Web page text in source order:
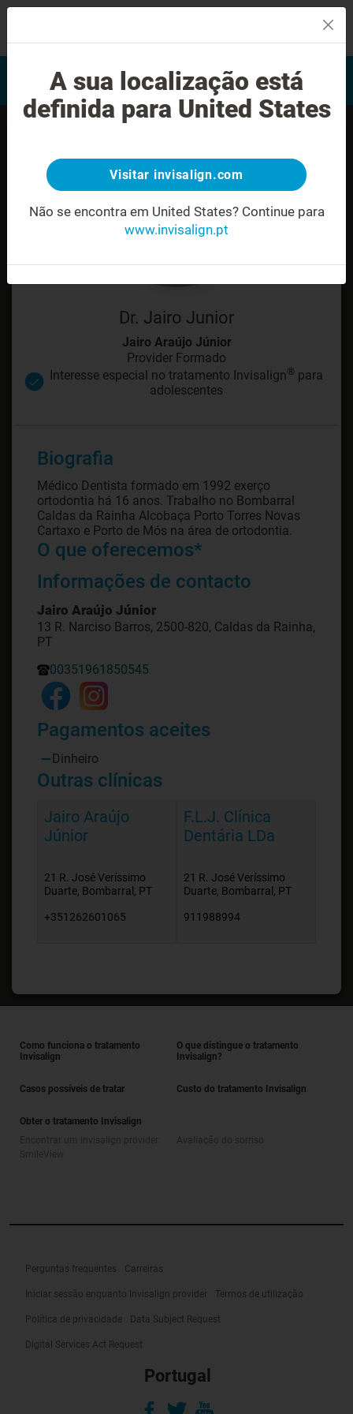
Avaliação do sorriso
Encontrar um Invisalign
provider
Dr. Jairo Junior
Jairo Araújo Júnior
Provider Formado
Interesse especial no tratamento Invisalign® para
adolescentes
Biografia
Médico Dentista formado em 1992 exerço
ortodontia há 16 anos. Trabalho no Bombarral
Caldas da Rainha Alcobaça Porto Torres Novas
Cartaxo e Porto de Mós na área de ortodontia.
O que oferecemos*
Informações de contacto
Jairo Araújo Júnior
13 R. Narciso Barros, 2500-820, Caldas da Rainha,
PT
00351961850545
Pagamentos aceites
Dinheiro
Outras clínicas
Jairo Araújo
Júnior
21 R. José Veríssimo
Duarte, Bombarral, PT
+351262601065
F.L.J. Clínica
Dentária LDa
21 R. José Veríssimo
Duarte, Bombarral, PT
911988994
Como funciona o tratamento
Invisalign
O que distingue o tratamento
Invisalign?
Casos possíveis de tratar Custo do tratamento Invisalign
Obter o tratamento Invisalign
Perguntas frequentes Carreiras
Iniciar sessão enquanto Invisalign provider Termos de utilização
Política de privacidade Data Subject Request
Digital Services Act Request
Portugal
A sua localização está
definida para United States
Visitar invisalign.com
Não se encontra em United States? Continue para
www.invisalign.pt